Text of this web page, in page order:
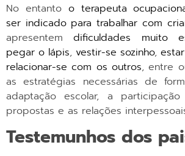
No entanto o terapeuta
ser indicado para trabalhar com
apresentemdificuldades muito
pegar o lápis, vestir-se sozinho,
relacionar-se com os outros, entre
as estratégias necessárias de
adaptação escolar, a
propostas e as relações
Testemunhos dos